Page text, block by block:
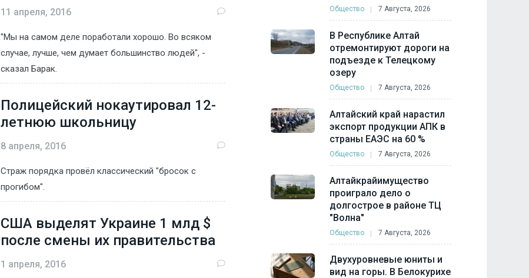
11 апреля, 2016
"Мы на самом деле поработали хорошо. Во всяком
случае, лучше, чем думает большинство людей", -
сказал Барак.
Полицейский нокаутировал 12-
летнюю школьницу
8 апреля, 2016
Страж порядка провёл классический "бросок с
прогибом".
США выделят Украине 1 млд $
после смены их правительства
1 апреля, 2016
Общество 7 Августа, 2026
В Республике Алтай
отремонтируют дороги на
подъезде к Телецкому
озеру
Общество 7 Августа, 2026
Алтайский край нарастил
экспорт продукции АПК в
страны ЕАЭС на 60 %
Общество 7 Августа, 2026
Алтайкрайимущество
проиграло дело о
долгострое в районе ТЦ
"Волна"
Общество 7 Августа, 2026
Двухуровневые юниты и
вид на горы. В Белокурихе